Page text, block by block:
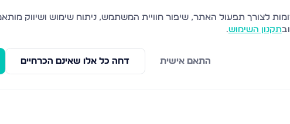
נהריה
עמנואל
בית שמש
ביתר עילית
ובתקנון השימוש.
דחה כל אלו שאינם הכרחיים התאם אישית